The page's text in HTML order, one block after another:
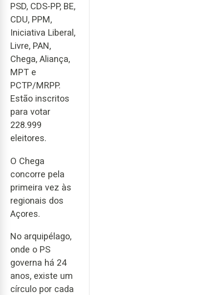
PSD, CDS-PP, BE,
CDU, PPM,
Iniciativa Liberal,
Livre, PAN,
Chega, Aliança,
MPT e
PCTP/MRPP.
Estão inscritos
para votar
228.999
eleitores.
O Chega
concorre pela
primeira vez às
regionais dos
Açores.
No arquipélago,
onde o PS
governa há 24
anos, existe um
círculo por cada